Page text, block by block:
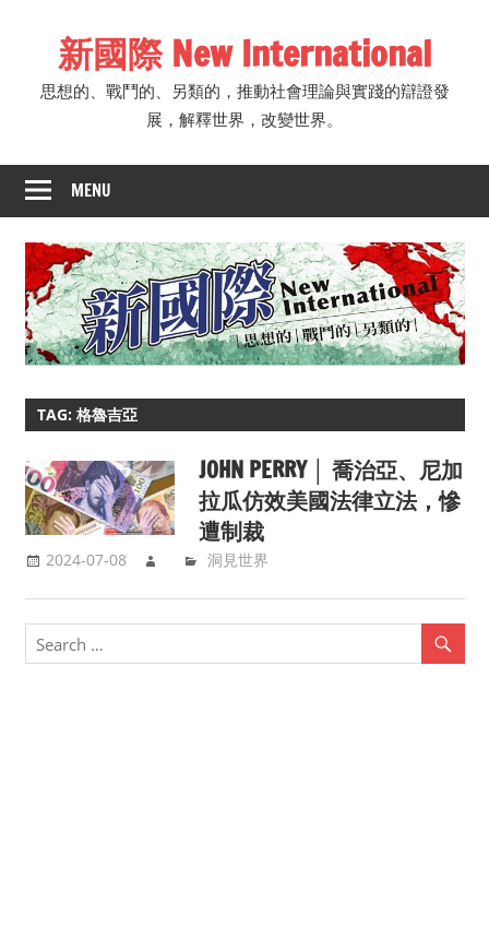
新國際 New International
思想的、戰鬥的、另類的，推動社會理論與實踐的辯證發
展，解釋世界，改變世界。
MENU
TAG: 格魯吉亞
JOHN PERRY │ 喬治亞、尼加
拉瓜仿效美國法律立法，慘
遭制裁
2024-07-08 洞見世界